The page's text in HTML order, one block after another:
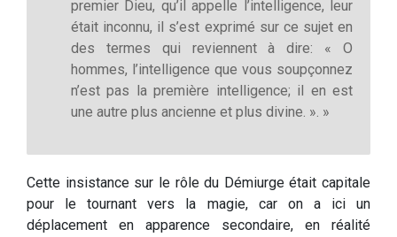
premier Dieu, qu’il appelle l’intelligence, leur
était inconnu, il s’est exprimé sur ce sujet en
des termes qui reviennent à dire: « O
hommes, l’intelligence que vous soupçonnez
n’est pas la première intelligence; il en est
une autre plus ancienne et plus divine. ». »
Cette insistance sur le rôle du Démiurge était capitale
pour le tournant vers la magie, car on a ici un
déplacement en apparence secondaire, en réalité